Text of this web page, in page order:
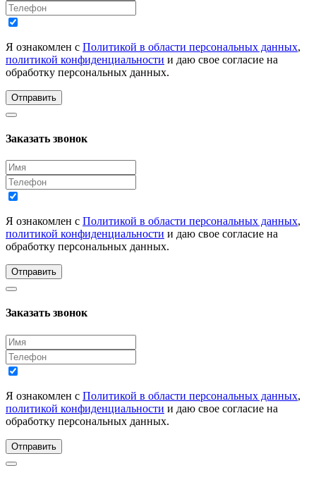
Я ознакомлен с Политикой в области персональных данных,
политикой конфиденциальности и даю свое согласие на
обработку персональных данных.
Отправить
Заказать звонок
Я ознакомлен с Политикой в области персональных данных,
политикой конфиденциальности и даю свое согласие на
обработку персональных данных.
Отправить
Заказать звонок
Я ознакомлен с Политикой в области персональных данных,
политикой конфиденциальности и даю свое согласие на
обработку персональных данных.
Отправить